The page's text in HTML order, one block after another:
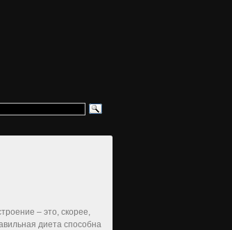
– это, скорее,
диета способна